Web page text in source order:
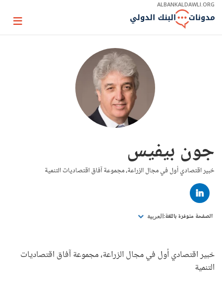
Skip
Main
ALBANKALDAWLI.ORG
Page
جون بيفيس
خبير اقتصادي أول في مجال الزراعة، مجموعة آفاق اقتصاديات التنمية
LINKED
IN
الصفحة متوفرة باللغة: العربية
خبير اقتصادي أول في مجال الزراعة، مجموعة آفاق اقتصاديات
التنمية